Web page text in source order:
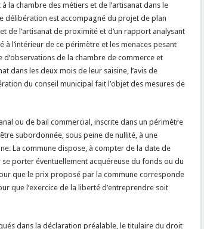
la chambre des métiers et de l’artisanat dans le
délibération est accompagné du projet de plan
de l’artisanat de proximité et d’un rapport analysant
l’intérieur de ce périmètre et les menaces pesant
d’observations de la chambre de commerce et
dans les deux mois de leur saisine, l’avis de
du conseil municipal fait l’objet des mesures de
ou de bail commercial, inscrite dans un périmètre
subordonnée, sous peine de nullité, à une
La commune dispose, à compter de la date de
porter éventuellement acquéreuse du fonds ou du
que le prix proposé par la commune corresponde
que l’exercice de la liberté d’entreprendre soit
dans la déclaration préalable, le titulaire du droit